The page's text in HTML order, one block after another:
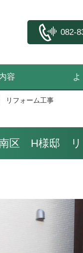
082-
容
リフォーム工事
南区 H様邸 リ